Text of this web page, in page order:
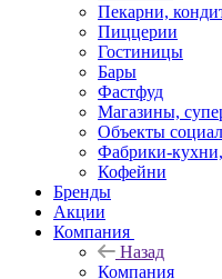
Пекарни,
Пиццерии
Гостиницы
Бары
Фастфуд
Магазины,
Объекты
Фабрики-
Кофейни
Бренды
Акции
Компания
Назад
Компания